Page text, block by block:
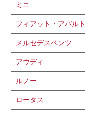
ミニ
フィアット・アバルト
メルセデスベンツ
アウディ
ルノー
ロータス